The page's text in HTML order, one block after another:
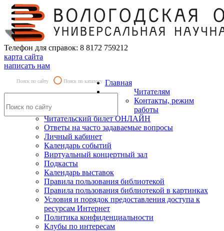
Телефон для справок: 8 8172 759212
карта сайта
написать нам
Поиск по сайту Поиск по каталогу Главная
Читателям
Контакты, режим
работы
Читательский билет ОНЛАЙН
Ответы на часто задаваемые вопросы
Личный кабинет
Календарь событий
Виртуальный концертный зал
Подкасты
Календарь выставок
Правила пользования библиотекой
Правила пользования библиотекой в картинках
Условия и порядок предоставления доступа к
ресурсам Интернет
Политика конфиденциальности
Клубы по интересам